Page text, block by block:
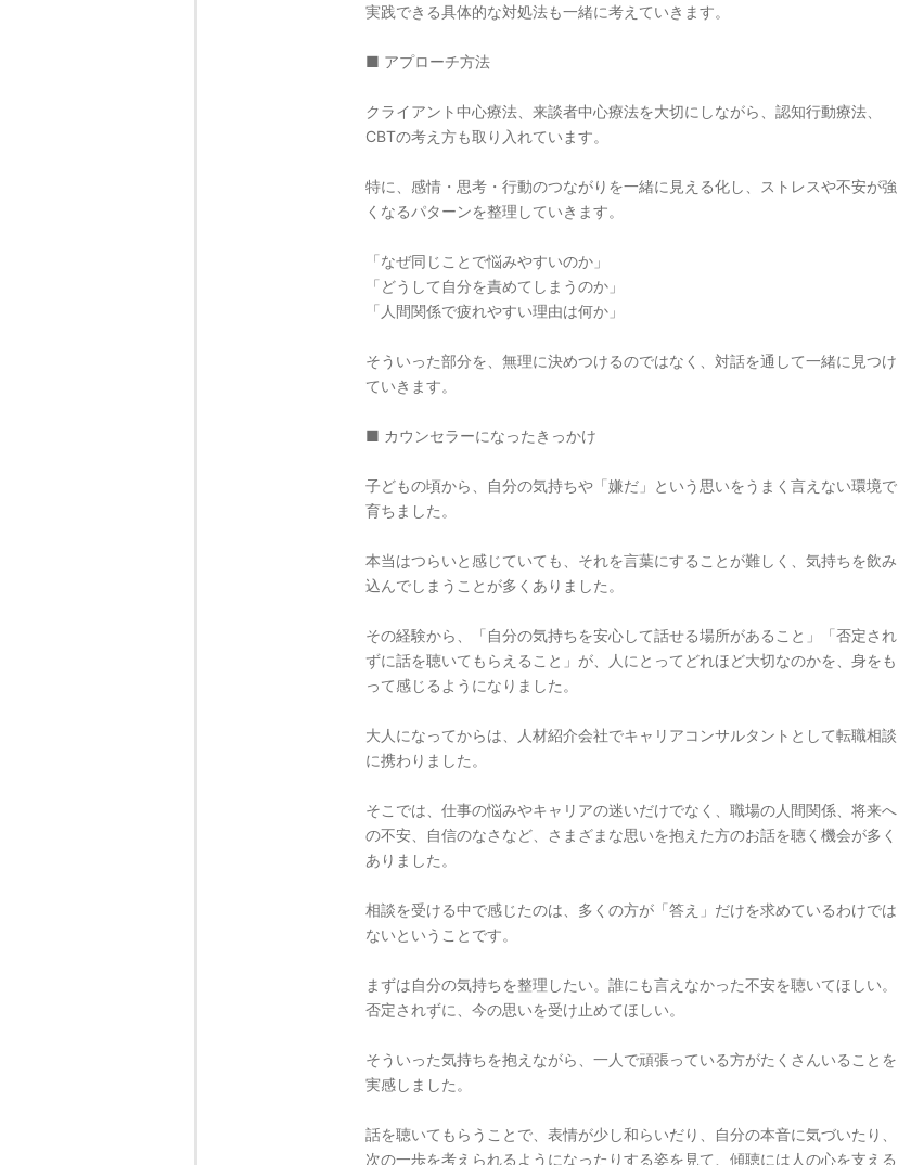
実践できる具体的な対処法も一緒に考えていきます。
■ アプローチ方法
クライアント中心療法、来談者中心療法を大切にしながら、認知行動療法、
CBTの考え方も取り入れています。
特に、感情・思考・行動のつながりを一緒に見える化し、ストレスや不安が強
くなるパターンを整理していきます。
「なぜ同じことで悩みやすいのか」
「どうして自分を責めてしまうのか」
「人間関係で疲れやすい理由は何か」
そういった部分を、無理に決めつけるのではなく、対話を通して一緒に見つけ
ていきます。
■ カウンセラーになったきっかけ
子どもの頃から、自分の気持ちや「嫌だ」という思いをうまく言えない環境で
育ちました。
本当はつらいと感じていても、それを言葉にすることが難しく、気持ちを飲み
込んでしまうことが多くありました。
その経験から、「自分の気持ちを安心して話せる場所があること」「否定され
ずに話を聴いてもらえること」が、人にとってどれほど大切なのかを、身をも
って感じるようになりました。
大人になってからは、人材紹介会社でキャリアコンサルタントとして転職相談
に携わりました。
そこでは、仕事の悩みやキャリアの迷いだけでなく、職場の人間関係、将来へ
の不安、自信のなさなど、さまざまな思いを抱えた方のお話を聴く機会が多く
ありました。
相談を受ける中で感じたのは、多くの方が「答え」だけを求めているわけでは
ないということです。
まずは自分の気持ちを整理したい。誰にも言えなかった不安を聴いてほしい。
否定されずに、今の思いを受け止めてほしい。
そういった気持ちを抱えながら、一人で頑張っている方がたくさんいることを
実感しました。
話を聴いてもらうことで、表情が少し和らいだり、自分の本音に気づいたり、
次の一歩を考えられるようになったりする姿を見て、傾聴には人の心を支える